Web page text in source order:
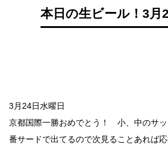
本日の生ビール！3月
3月24日水曜日
京都国際一勝おめでとう！ 小、中のサ
番サードで出てるので次見ることあれば